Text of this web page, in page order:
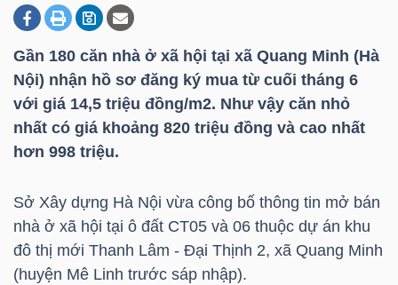
Gần 180 căn nhà ở xã hội tại xã Quang Minh (Hà
Nội) nhận hồ sơ đăng ký mua từ cuối tháng 6
với giá 14,5 triệu đồng/m2. Như vậy căn nhỏ
nhất có giá khoảng 820 triệu đồng và cao nhất
hơn 998 triệu.
Sở Xây dựng Hà Nội vừa công bố thông tin mở bán
nhà ở xã hội tại ô đất CT05 và 06 thuộc dự án khu
đô thị mới Thanh Lâm - Đại Thịnh 2, xã Quang Minh
(huyện Mê Linh trước sáp nhập).
DOANH
NGHIỆP
SẢN